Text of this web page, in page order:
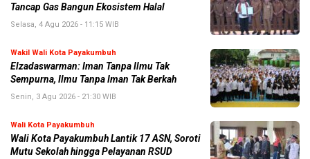
Tancap Gas Bangun Ekosistem Halal
Selasa, 4 Agu 2026 - 11:15 WIB
Wakil Wali Kota Payakumbuh
Elzadaswarman: Iman Tanpa Ilmu Tak
Sempurna, Ilmu Tanpa Iman Tak Berkah
Senin, 3 Agu 2026 - 21:30 WIB
Wali Kota Payakumbuh
Wali Kota Payakumbuh Lantik 17 ASN, Soroti
Mutu Sekolah hingga Pelayanan RSUD